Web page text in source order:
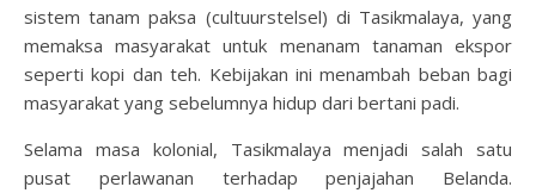
sistem tanam paksa (cultuurstelsel) di Tasikmalaya, yang
memaksa masyarakat untuk menanam tanaman ekspor
seperti kopi dan teh. Kebijakan ini menambah beban bagi
masyarakat yang sebelumnya hidup dari bertani padi.
Selama masa kolonial, Tasikmalaya menjadi salah satu
pusat perlawanan terhadap penjajahan Belanda.